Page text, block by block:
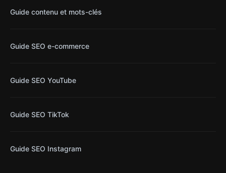
Guide contenu et mots-clés
Guide SEO e-commerce
Guide SEO YouTube
Guide SEO TikTok
Guide SEO Instagram